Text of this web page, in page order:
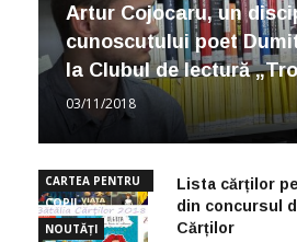
Artur Cojocaru, un
cunoscutului poet
la Clubul de lectură
03/11/2018
CARTEA PENTRU
COPII
NOUTĂȚI
Lista cărților
din concursul
Cărților